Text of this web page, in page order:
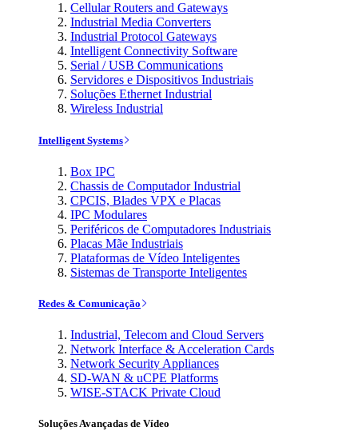
Cellular Routers and Gateways
Industrial Media Converters
Industrial Protocol Gateways
Intelligent Connectivity Software
Serial / USB Communications
Servidores e Dispositivos Industriais
Soluções Ethernet Industrial
Wireless Industrial
Intelligent Systems
Box IPC
Chassis de Computador Industrial
CPCIS, Blades VPX e Placas
IPC Modulares
Periféricos de Computadores Industriais
Placas Mãe Industriais
Plataformas de Vídeo Inteligentes
Sistemas de Transporte Inteligentes
Redes & Comunicação
Industrial, Telecom and Cloud Servers
Network Interface & Acceleration Cards
Network Security Appliances
SD-WAN & uCPE Platforms
WISE-STACK Private Cloud
Soluções Avançadas de Vídeo